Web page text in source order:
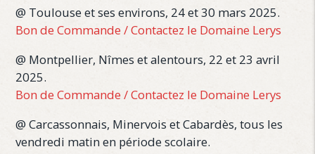
@ Toulouse et ses environs, 24 et 30 mars 2025.
Bon de Commande /Contactez le Domaine Lerys
@ Montpellier, Nîmes et alentours, 22 et 23 avril
2025.
Bon de Commande /Contactez le Domaine Lerys
@ Carcassonnais, Minervois et Cabardès, tous les
vendredi matin en période scolaire.